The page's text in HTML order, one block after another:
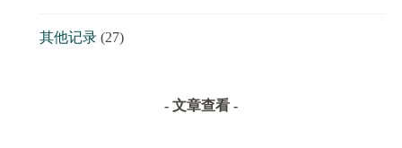
其他记录(27)
- 文章查看 -